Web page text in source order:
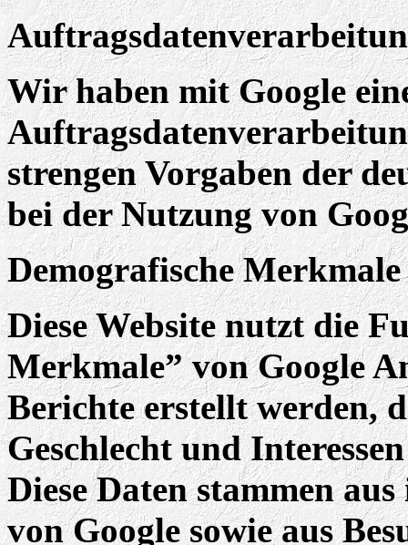
Wir haben mit Google
strengen Vorgaben der
bei der Nutzung von
Demografische
Diese Website nutzt die
Merkmale” von Google
Berichte erstellt werden,
Geschlecht und
Diese Daten stammen
von Google sowie aus